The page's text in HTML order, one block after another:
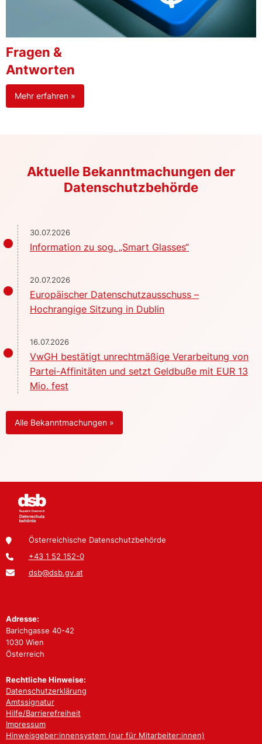
Fragen &
Antworten
Mehr erfahren »
Aktuelle Bekanntmachungen der
Datenschutzbehörde
30.07.2026
Information zu sog. „Smart Glasses“
20.07.2026
Europäischer Datenschutzausschuss –
Hochrangige Sitzung in Dublin
16.07.2026
VwGH bestätigt unrechtmäßige Verarbeitung von
Partei-Affinitäten und setzt Geldbuße mit EUR 13
Mio. fest
Alle Bekanntmachungen »
Österreichische Datenschutzbehörde
+43 1 52 152-0
dsb@dsb.gv.at
Adresse:
Barichgasse 40-42
1030 Wien
Österreich
Rechtliche Hinweise:
Datenschutzerklärung
Amtssignatur
Hilfe/Barrierefreiheit
Impressum
Hinweisgeber:innensystem (nur für Mitarbeiter:innen)